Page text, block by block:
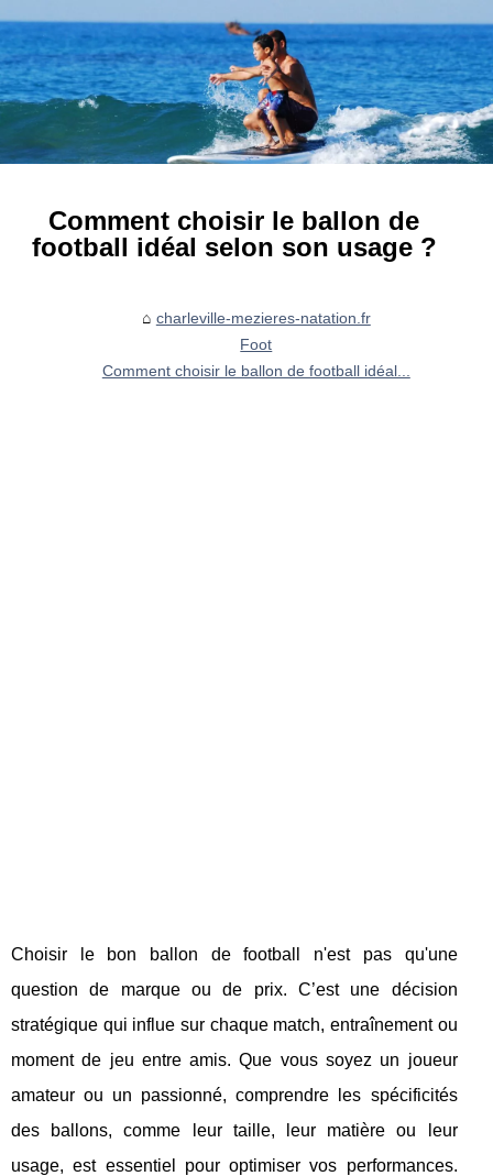
Comment choisir le ballon de
football idéal selon son usage ?
charleville-mezieres-natation.fr
Foot
Comment choisir le ballon de football idéal...
Choisir le bon ballon de football n'est pas qu'une
question de marque ou de prix. C’est une décision
stratégique qui influe sur chaque match, entraînement ou
moment de jeu entre amis. Que vous soyez un joueur
amateur ou un passionné, comprendre les spécificités
des ballons, comme leur taille, leur matière ou leur
usage, est essentiel pour optimiser vos performances.